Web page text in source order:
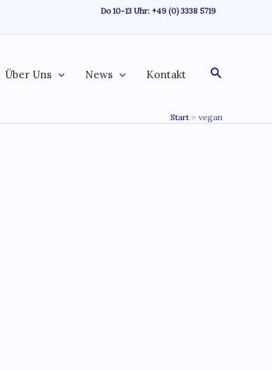
Do 10-13 Uhr: +49 (0) 3338 5719
Über Uns News Kontakt Suchen
Start vegan